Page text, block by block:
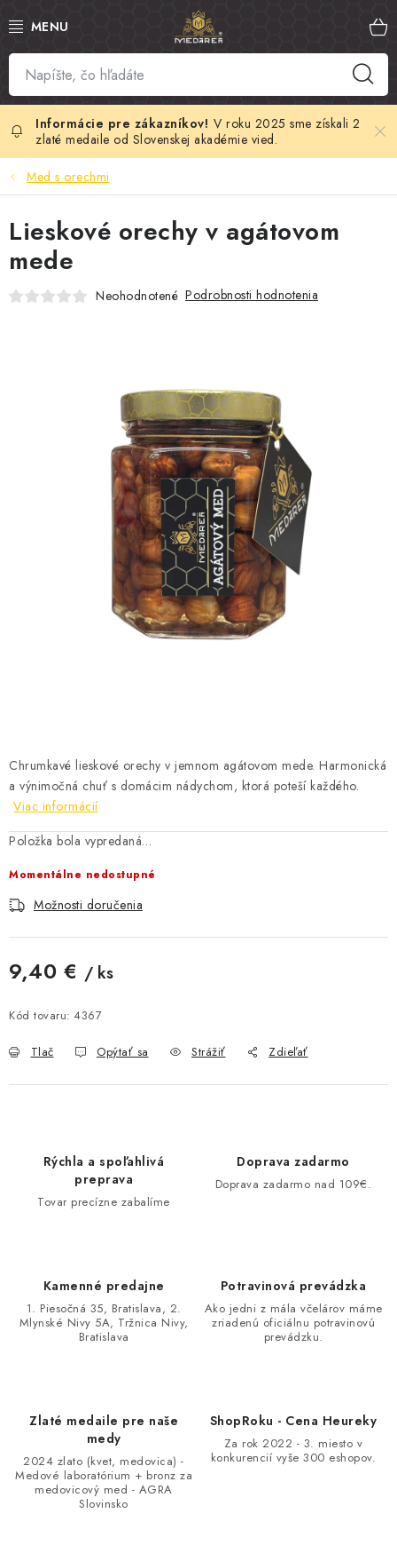
na
SLOVENSKÝ MED
MANUKA MED
VČELÍ PEĽ
MATERSKÁ KAŠIČKA
VČELÍ JED
MEDOVÉ DARČEKOVÉ SETY
VÝROBKY Z VOSKU
DOPLNKY KU VČELÍM PRODUKTOM
MEDOVÉ CUKROVINKY
LITERATÚRA - KNIHY
AKCIE A ZĽAVY
ČOKOLÁDA
Fotogaléria
Obchodné podmienky
Ochrana osobných údajov
V roku 2025 sme získali 2
zlaté medaile od Slovenskej akadémie vied.
Med s orechmi
Chrumkavé lieskové orechy v jemnom agátovom mede. Harmonická
a výnimočná chuť s domácim nádychom, ktorá poteší každého.
Viac informácií
Položka bola vypredaná…
Momentálne nedostupné
Možnosti doručenia
9,40 € / ks
Kód tovaru: 4367
Tlač Opýtať sa Strážiť Zdieľať
Lieskové orechy v agátovom
mede
Neohodnotené Podrobnosti hodnotenia
Rýchla a spoľahlivá
preprava
Tovar precízne zabalíme
Doprava zadarmo
Doprava zadarmo nad 109€.
Kamenné predajne
1. Piesočná 35, Bratislava, 2.
Mlynské Nivy 5A, Tržnica Nivy,
Bratislava
Potravinová prevádzka
Ako jedni z mála včelárov máme
zriadenú oficiálnu potravinovú
prevádzku.
Zlaté medaile pre naše
medy
2024 zlato (kvet, medovica) -
Medové laboratórium + bronz za
medovicový med - AGRA
Slovinsko
ShopRoku - Cena Heureky
Za rok 2022 - 3. miesto v
konkurencií vyše 300 eshopov.